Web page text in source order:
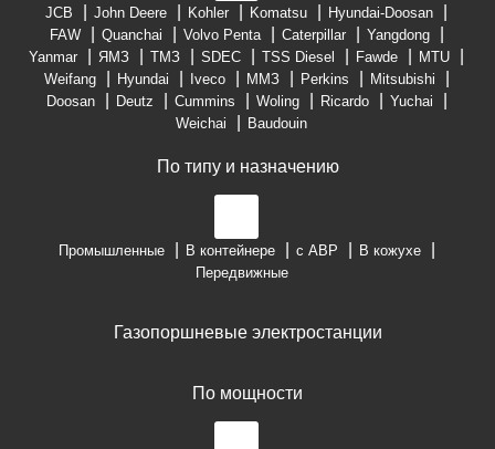
JCB John Deere Kohler Komatsu
Hyundai-Doosan
FAW
Quanchai Volvo Penta Caterpillar
Yangdong
Yanmar
ЯМЗ ТМЗ SDEC TSS Diesel Fawde
MTU
Weifang
Hyundai Iveco ММЗ Perkins
Mitsubishi
Doosan
Deutz Cummins Woling Ricardo
Yuchai
Weichai
Baudouin
По типу и назначению
Промышленные В контейнере с АВР
В кожухе
Передвижные
Газопоршневые электростанции
По мощности